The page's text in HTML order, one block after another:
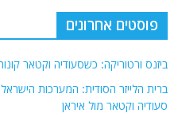
פוסטים אחרונים
ביזנס ורטוריקה: כשסעודיה וקטאר
ברית הלייזר הסודית: המערכות
סעודיה וקטאר מול איראן